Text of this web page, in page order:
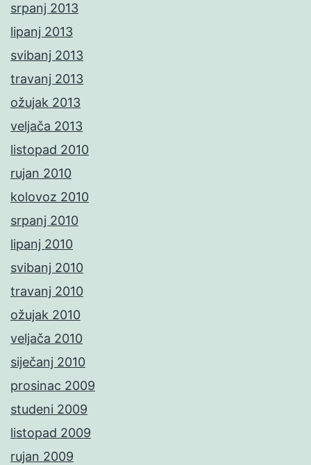
srpanj 2013
lipanj 2013
svibanj 2013
travanj 2013
ožujak 2013
veljača 2013
listopad 2010
rujan 2010
kolovoz 2010
srpanj 2010
lipanj 2010
svibanj 2010
travanj 2010
ožujak 2010
veljača 2010
siječanj 2010
prosinac 2009
studeni 2009
listopad 2009
rujan 2009